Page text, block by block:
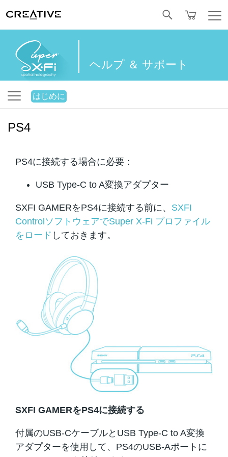
ヘルプ ＆ サポート
はじめに
PS4
PS4に接続する場合に必要：
USB Type-C to A変換アダプター
SXFI GAMERをPS4に接続する前に、 SXFI
ControlソフトウェアでSuper X-Fi プロファイル
をロード しておきます。
SXFI GAMERをPS4に接続する
付属のUSB-CケーブルとUSB Type-C to A変換
アダプターを使用して、PS4のUSB-Aポートに
Facebook